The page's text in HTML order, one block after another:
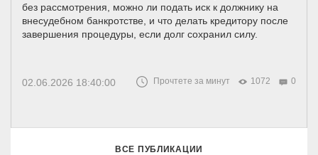
без рассмотрения, можно ли подать иск к должнику на
внесудебном банкротстве, и что делать кредитору после
завершения процедуры, если долг сохранил силу.
02.06.2026 18:40:00 Прочтете за минут 1072 0
ВСЕ ПУБЛИКАЦИИ